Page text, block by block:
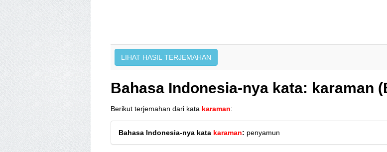
Bahasa Indonesia-nya kata: karaman
Berikut terjemahan dari kata karaman:
Bahasa Indonesia-nya kata karaman: penyamun